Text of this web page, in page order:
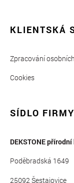
KLIENTSKÁ
Zpracování
Cookies
SÍDLO FIRMY
DEKSTONE
Poděbradská 1649
25092 Šestajovice